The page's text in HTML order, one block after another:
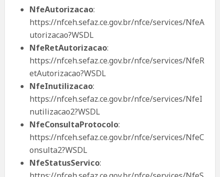
NfeAutorizacao:
https://nfceh.sefaz.ce.gov.br/nfce/services/NfeA
utorizacao?WSDL
NfeRetAutorizacao:
https://nfceh.sefaz.ce.gov.br/nfce/services/NfeR
etAutorizacao?WSDL
NfeInutilizacao:
https://nfceh.sefaz.ce.gov.br/nfce/services/NfeI
nutilizacao2?WSDL
NfeConsultaProtocolo:
https://nfceh.sefaz.ce.gov.br/nfce/services/NfeC
onsulta2?WSDL
NfeStatusServico: